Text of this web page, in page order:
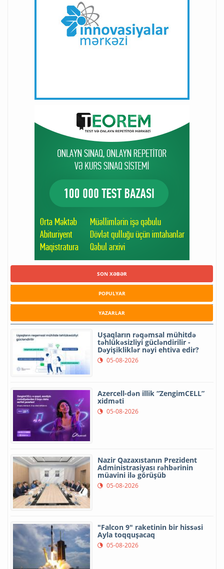
SON XƏBƏR
POPULYAR
YAZARLAR
Uşaqların rəqəmsal mühitdə
təhlükəsizliyi gücləndirilir -
Dəyişikliklər nəyi ehtiva edir?
05-08-2026
Azercell-dən illik “ZengimCELL”
xidməti
05-08-2026
Nazir Qazaxıstanın Prezident
Administrasiyası rəhbərinin
müavini ilə görüşüb
05-08-2026
"Falcon 9" raketinin bir hissəsi
Ayla toqquşacaq
05-08-2026